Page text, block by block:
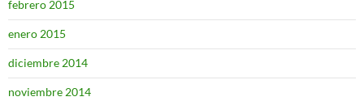
febrero 2015
enero 2015
diciembre 2014
noviembre 2014